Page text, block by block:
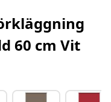
60 cm Vit